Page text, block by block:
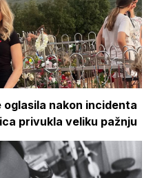
nakon incidenta
privukla veliku pažnju